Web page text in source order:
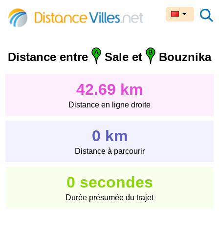
Distance entre Sale et Bouznika
42.69 km
Distance en ligne droite
0 km
Distance à parcourir
0 secondes
Durée présumée du trajet